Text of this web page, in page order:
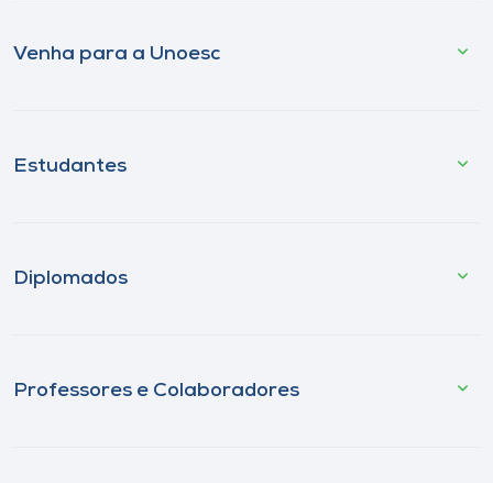
Venha para a Unoesc
Estudantes
Diplomados
Professores e Colaboradores